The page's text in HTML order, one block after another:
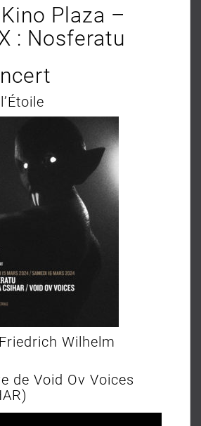
Plaza –
: Nosferatu
Wilhelm
de Void Ov Voices